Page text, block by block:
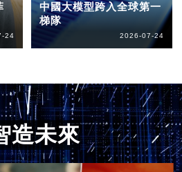
24
中國大模型跨入全球第一
梯隊
2026-07-24
造未來